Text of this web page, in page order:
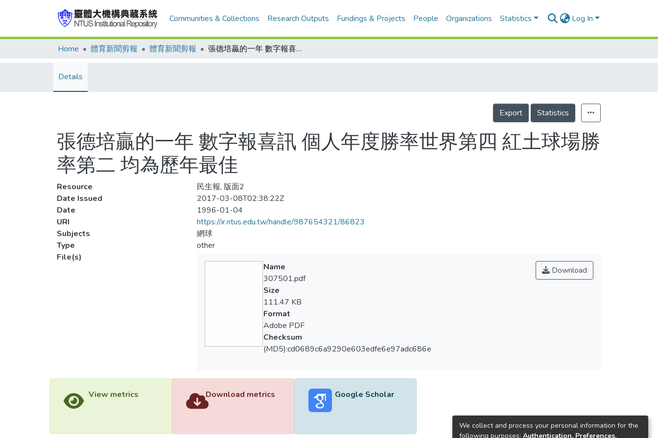
Communities & Collections Research Outputs Fundings & Projects People Organizations Statistics Log In
Home 體育新聞剪報 體育新聞剪報 張德培贏的一年 數字報喜訊 個人年度勝率世界第四 紅土球場勝率第二 均為歷年最佳
Details
Export Statistics
張德培贏的一年 數字報喜訊 個人年度勝率世界第四 紅土球場勝
率第二 均為歷年最佳
Resource
民生報, 版面2
Date Issued
2017-03-08T02:38:22Z
Date
1996-01-04
URI
https://ir.ntus.edu.tw/handle/987654321/86823
Subjects
網球
Type
other
File(s)
Download
Name
307501.pdf
Size
111.47 KB
Format
Adobe PDF
Checksum
(MD5):cd0689c6a9290e603edfe6e97adc686e
View metrics Download metrics Google Scholar
We collect and process your personal information for the
following purposes: Authentication, Preferences,